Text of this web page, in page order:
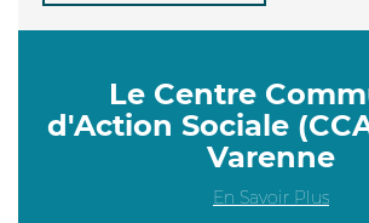
Le Centre
d'Action Sociale
Varenne
En Savoir Plus